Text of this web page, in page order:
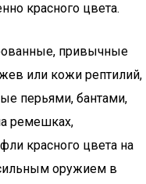
красного цвета.
привычные
или кожи рептилий,
перьями, бантами,
ремешках,
красного цвета на
оружием в